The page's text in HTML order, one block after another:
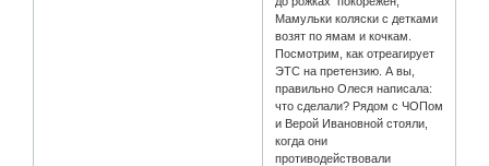
Мамульки коляски с детками
возят по ямам и кочкам.
Посмотрим, как отреагирует
ЭТС на претензию. А вы,
правильно Олеся написала:
что сделали? Рядом с ЧОПом
и Верой Ивановной стояли,
когда они
противодействовали